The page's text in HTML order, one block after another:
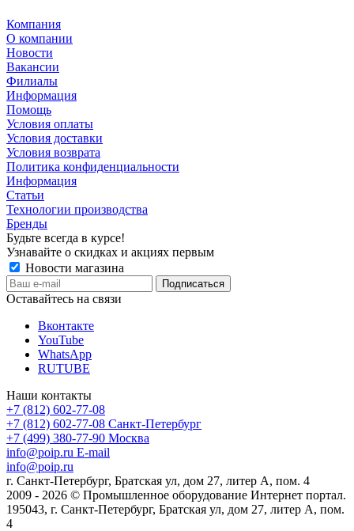
Компания
О компании
Новости
Вакансии
Филиалы
Информация
Помощь
Условия оплаты
Условия доставки
Условия возврата
Политика конфиденциальности
Информация
Статьи
Технологии производства
Бренды
Будьте всегда в курсе!
Узнавайте о скидках и акциях первым
Новости магазина
Оставайтесь на связи
Вконтакте
YouTube
WhatsApp
RUTUBE
Наши контакты
+7 (812) 602-77-08
+7 (812) 602-77-08 Санкт-Петербург
+7 (499) 380-77-90 Москва
info@poip.ru E-mail
info@poip.ru
г. Санкт-Петербург, Братская ул, дом 27, литер А, пом. 4
2009 - 2026 © Промышленное оборудование Интернет портал.
195043, г. Санкт-Петербург, Братская ул, дом 27, литер А, пом.
4